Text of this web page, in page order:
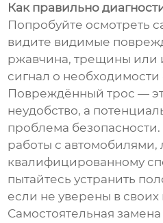
Как правильно
Попробуйте осмотреть
видите видимые
ржавчина, трещины или
сигнал о необходимости
Повреждённый трос —
неудобство, а
проблема безопасности.
работы с автомобилями,
квалифицированному
пытайтесь устранить
если не уверены в своих
Самостоятельная